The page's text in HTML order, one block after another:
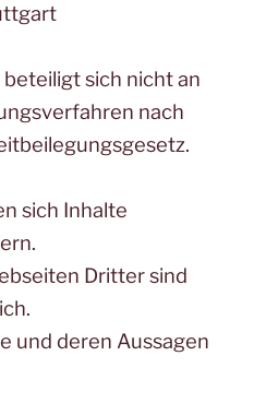
sich nicht an
nach
sich Inhalte
Dritter sind
und deren Aussagen